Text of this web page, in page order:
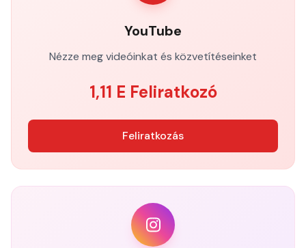
YouTube
Nézze meg videóinkat és közvetítéseinket
1,11 E Feliratkozó
Feliratkozás